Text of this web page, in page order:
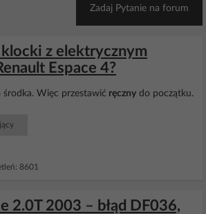
Zadaj Pytanie na forum
z elektrycznym
Espace 4?
środka. Więc przestawić ręczny do początku.
8601
2.0T 2003 – błąd DF036,